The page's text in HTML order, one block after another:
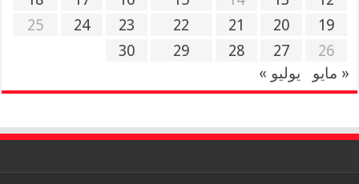
19
20
21
22
23
24
25
26
27
28
29
30
« مايو
يوليو »